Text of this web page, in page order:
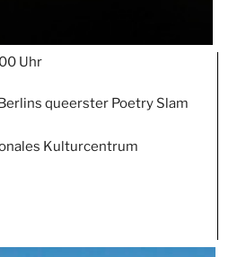
Uhr
queerster Poetry Slam
Kulturcentrum